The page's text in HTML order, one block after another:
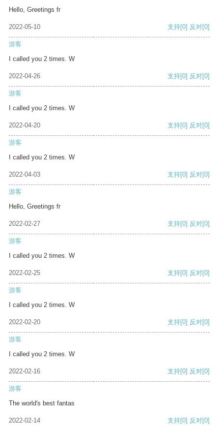
Hello, Greetings fr
2022-05-10 支持[0] 反对[0]
游客
I called you 2 times. W
2022-04-26 支持[0] 反对[0]
游客
I called you 2 times. W
2022-04-20 支持[0] 反对[0]
游客
I called you 2 times. W
2022-04-03 支持[0] 反对[0]
游客
Hello, Greetings fr
2022-02-27 支持[0] 反对[0]
游客
I called you 2 times. W
2022-02-25 支持[0] 反对[0]
游客
I called you 2 times. W
2022-02-20 支持[0] 反对[0]
游客
I called you 2 times. W
2022-02-16 支持[0] 反对[0]
游客
The world's best fantas
2022-02-14 支持[0] 反对[0]